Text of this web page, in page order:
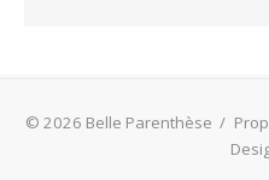
© 2026 Belle Parenthèse /